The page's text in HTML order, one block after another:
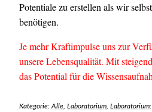
Potentiale zu erstellen als wir
benötigen.
Je mehr Kraftimpulse uns zur
unsere Lebensqualität. Mit
das Potential für die
Kategorie: Alle, Laboratorium,